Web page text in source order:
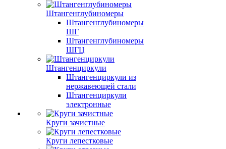
Штангенглубиномеры
Штангенглубиномеры
ШГ
Штангенглубиномеры
ШГЦ
Штангенциркули
Штангенциркули из
нержавеющей стали
Штангенциркули
электронные
Круги зачистные
Круги лепестковые